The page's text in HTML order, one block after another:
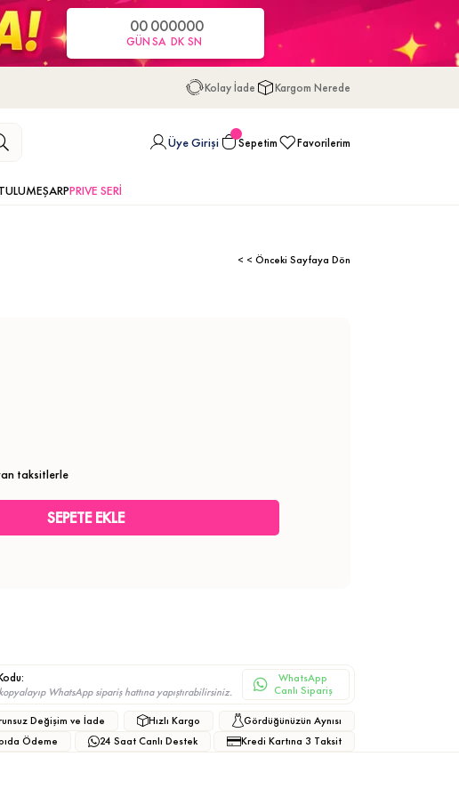
00
GÜN
00
SA
00
DK
00
SN
Kolay İade Kargom Nerede
Üye Girişi Sepetim Favorilerim
EŞARPPRIVE SERİ
< < Önceki Sayfaya Dön
taksitlerle
WhatsApp sipariş hattına yapıştırabilirsiniz.
WhatsApp
Canlı Sipariş
Değişim ve İade Hızlı Kargo
Gördüğünüzün Aynısı
Ödeme
24 Saat Canlı Destek Kredi Kartına 3 Taksit